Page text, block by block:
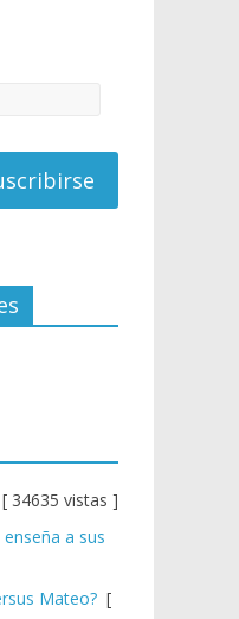
[ 34635 vistas ]
a sus
Mateo? [